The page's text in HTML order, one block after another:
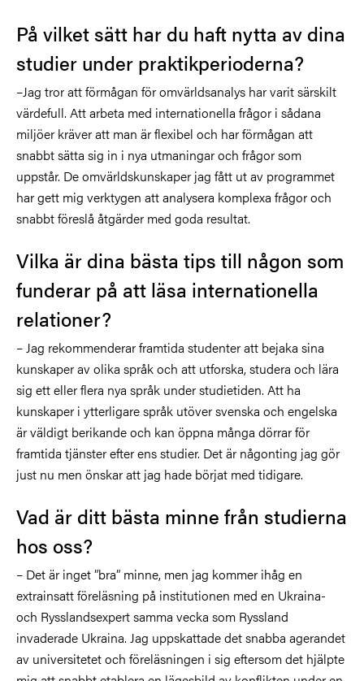
På vilket sätt har du haft nytta av dina
studier under praktikperioderna?
–Jag tror att förmågan för omvärldsanalys har varit särskilt
värdefull. Att arbeta med internationella frågor i sådana
miljöer kräver att man är flexibel och har förmågan att
snabbt sätta sig in i nya utmaningar och frågor som
uppstår. De omvärldskunskaper jag fått ut av programmet
har gett mig verktygen att analysera komplexa frågor och
snabbt föreslå åtgärder med goda resultat.
Vilka är dina bästa tips till någon som
funderar på att läsa internationella
relationer?
– Jag rekommenderar framtida studenter att bejaka sina
kunskaper av olika språk och att utforska, studera och lära
sig ett eller flera nya språk under studietiden. Att ha
kunskaper i ytterligare språk utöver svenska och engelska
är väldigt berikande och kan öppna många dörrar för
framtida tjänster efter ens studier. Det är någonting jag gör
just nu men önskar att jag hade börjat med tidigare.
Vad är ditt bästa minne från studierna
hos oss?
– Det är inget ”bra” minne, men jag kommer ihåg en
extrainsatt föreläsning på institutionen med en Ukraina-
och Rysslandsexpert samma vecka som Ryssland
invaderade Ukraina. Jag uppskattade det snabba agerandet
av universitetet och föreläsningen i sig eftersom det hjälpte